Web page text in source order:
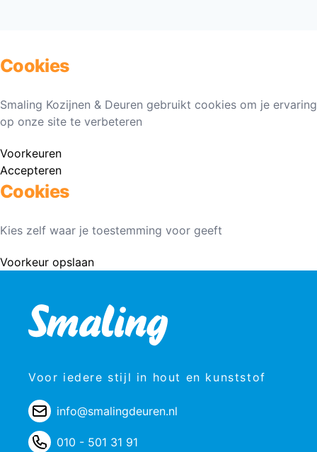
Cookies
Smaling Kozijnen & Deuren gebruikt cookies om je ervaring
op onze site te verbeteren
Voorkeuren
Accepteren
Cookies
Kies zelf waar je toestemming voor geeft
Voorkeur opslaan
Voor iedere stijl in hout en kunststof
info@smalingdeuren.nl
010 - 501 31 91